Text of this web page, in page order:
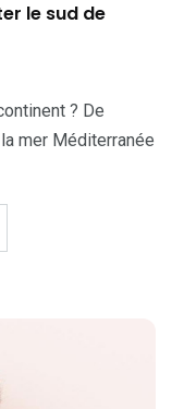
le sud de
? De
mer Méditerranée